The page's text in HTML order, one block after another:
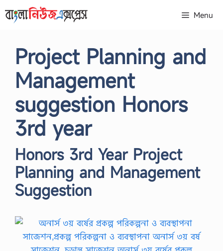
to
Menu
Project Planning and
Management
suggestion Honors
3rd year
Honors 3rd Year Project
Planning and Management
Suggestion